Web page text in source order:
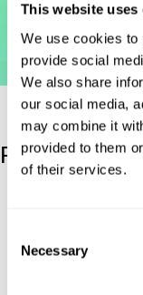
This website uses
We use cookies to
provide social
We also share
our social media,
may combine it
provided to them
of their services.
Selection
Necessary
Referenzen
Korkman, M., Kirk,